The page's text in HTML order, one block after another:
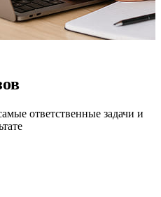
ответственные задачи и